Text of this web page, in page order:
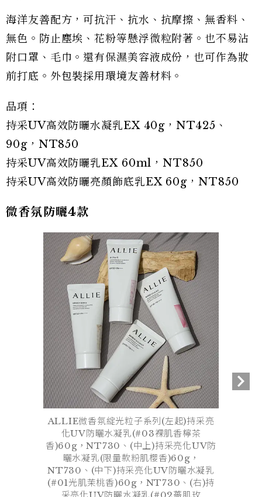
海洋友善配方，可抗汗、抗水、抗摩擦、無香料、
無色。防止塵埃、花粉等懸浮微粒附著。也不易沾
附口罩、毛巾。還有保濕美容液成份，也可作為妝
前打底。外包裝採用環境友善材料。
品項：
持采UV高效防曬水凝乳EX 40g，NT425、
90g，NT850
持采UV高效防曬乳EX 60ml，NT850
持采UV高效防曬亮顏飾底乳EX 60g，NT850
微香氛防曬4款
ALLIE微香氛綻光粒子系列(左起)持采亮
化UV防曬水凝乳(#03裸肌香檸茶
香)60g，NT730、(中上)持采亮化UV防
曬水凝乳(限量款粉肌櫻香)60g，
NT730、(中下)持采亮化UV防曬水凝乳
(#01光肌茉桃香)60g，NT730、(右)持